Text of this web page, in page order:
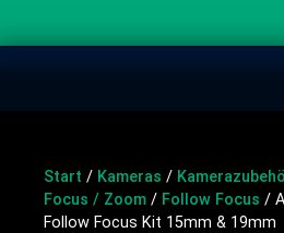
Start / Kameras /
Focus / Zoom / Follow Focus /
Follow Focus Kit 15mm & 19mm